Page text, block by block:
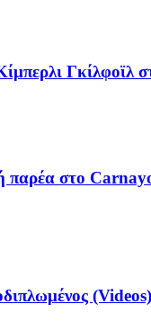
Γκίλφοϊλ
παρέα στο